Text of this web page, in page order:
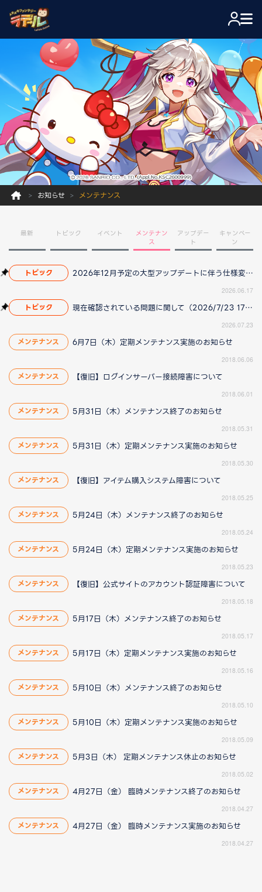
お知らせ メンテナンス
最新 トピック イベント
メンテナン
ス
アップデー
ト
キャンペー
ン
トピック 2026年12月予定の大型アップデートに伴う仕様変更のお知らせ
2026.06.17
トピック 現在確認されている問題に関して（2026/7/23 17:00更新）
2026.07.23
メンテナンス 6月7日（木）定期メンテナンス実施のお知らせ
2018.06.06
メンテナンス 【復旧】ログインサーバー接続障害について
2018.06.01
メンテナンス 5月31日（木）メンテナンス終了のお知らせ
2018.05.31
メンテナンス 5月31日（木）定期メンテナンス実施のお知らせ
2018.05.30
メンテナンス 【復旧】アイテム購入システム障害について
2018.05.25
メンテナンス 5月24日（木）メンテナンス終了のお知らせ
2018.05.24
メンテナンス 5月24日（木）定期メンテナンス実施のお知らせ
2018.05.23
メンテナンス 【復旧】公式サイトのアカウント認証障害について
2018.05.18
メンテナンス 5月17日（木）メンテナンス終了のお知らせ
2018.05.17
メンテナンス 5月17日（木）定期メンテナンス実施のお知らせ
2018.05.16
メンテナンス 5月10日（木）メンテナンス終了のお知らせ
2018.05.10
メンテナンス 5月10日（木）定期メンテナンス実施のお知らせ
2018.05.09
メンテナンス 5月3日（木） 定期メンテナンス休止のお知らせ
2018.05.02
メンテナンス 4月27日（金） 臨時メンテナンス終了のお知らせ
2018.04.27
メンテナンス 4月27日（金） 臨時メンテナンス実施のお知らせ
2018.04.27